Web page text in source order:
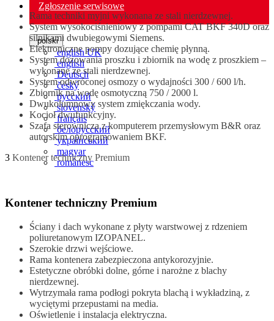
Zgłoszenie serwisowe
polski
english UK
english
Deutsch
český
русский
slovenský
français
белорусский
український
magyar
românesc
Rama techniki myjni wykonana ze stali nierdzewnej.
System wysokociśnieniowy z pompami CAT BKF 340D oraz
silnikami dwubiegowymi Siemens.
Elektroniczne pompy dozujące chemię płynną.
System dozowania proszku i zbiornik na wodę z proszkiem –
wykonane ze stali nierdzewnej.
System odwróconej osmozy o wydajności 300 / 600 l/h.
Zbiornik na wodę osmotyczną 750 / 2000 l.
Dwukolumnowy system zmiękczania wody.
Kocioł dwufunkcyjny.
Szafa sterownicza z komputerem przemysłowym B&R oraz
autorskim oprogramowaniem BKF.
3 Kontener techniczny Premium
Kontener techniczny Premium
Ściany i dach wykonane z płyty warstwowej z rdzeniem
poliuretanowym IZOPANEL.
Szerokie drzwi wejściowe.
Rama kontenera zabezpieczona antykorozyjnie.
Estetyczne obróbki dolne, górne i narożne z blachy
nierdzewnej.
Wytrzymała rama podłogi pokryta blachą i wykładziną, z
wyciętymi przepustami na media.
Oświetlenie i instalacja elektryczna.